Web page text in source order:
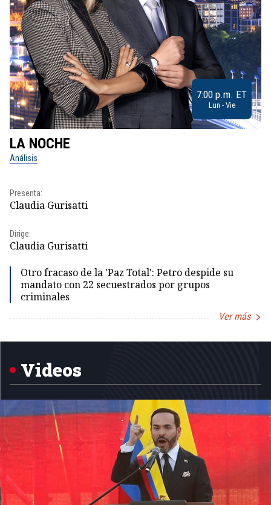
7:00 p.m. ET
Lun - Vie
LA NOCHE
Análisis
Presenta:
Claudia Gurisatti
Dirige:
Claudia Gurisatti
Otro fracaso de la 'Paz Total': Petro despide su
mandato con 22 secuestrados por grupos
criminales
Ver más
1
Videos